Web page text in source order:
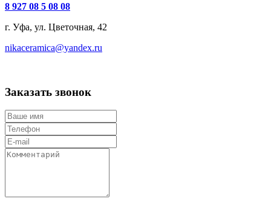
8 927 08 5 08 08
г. Уфа, ул. Цветочная, 42
nikaceramica@yandex.ru
Заказать звонок